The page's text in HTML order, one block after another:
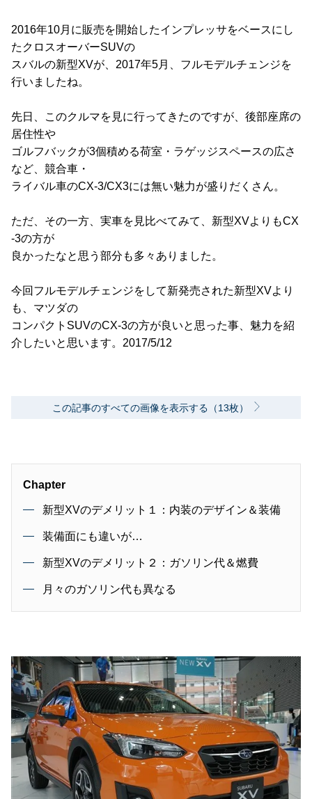
2016年10月に販売を開始したインプレッサをベースにし
たクロスオーバーSUVの
スバルの新型XVが、2017年5月、フルモデルチェンジを
行いましたね。
先日、このクルマを見に行ってきたのですが、後部座席の
居住性や
ゴルフバックが3個積める荷室・ラゲッジスペースの広さ
など、競合車・
ライバル車のCX-3/CX3には無い魅力が盛りだくさん。
ただ、その一方、実車を見比べてみて、新型XVよりもCX
-3の方が
良かったなと思う部分も多々ありました。
今回フルモデルチェンジをして新発売された新型XVより
も、マツダの
コンパクトSUVのCX-3の方が良いと思った事、魅力を紹
介したいと思います。2017/5/12
この記事のすべての画像を表示する（13枚）
Chapter
新型XVのデメリット１：内装のデザイン＆装備
装備面にも違いが…
新型XVのデメリット２：ガソリン代＆燃費
月々のガソリン代も異なる